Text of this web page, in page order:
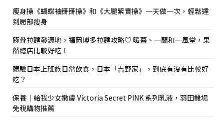
瘦身操《蝴蝶袖掰掰操》和《大腿緊實操》一天做一次，輕鬆達
到局部痩身
豚骨拉麵發源地，福岡博多拉麵攻略♡ 暖暮、一蘭和一風堂，果
然總店比較好吃！
體驗日本上班族日常飲食，日本「吉野家」，到底有沒有比較好
吃？
保養｜給我少女嫩膚 Victoria Secret PINK 系列乳液，羽田機場
免稅購物推薦